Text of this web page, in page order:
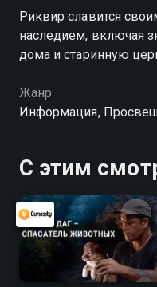
Риквир славится
наследием, включая
дома и старинную
Жанр
Информация,
С этим